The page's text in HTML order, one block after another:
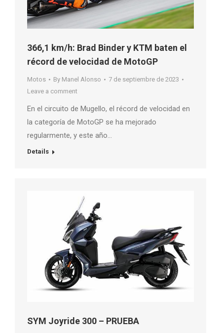
366,1 km/h: Brad Binder y KTM baten el
récord de velocidad de MotoGP
Motos By Manel Alonso
7 de septiembre de 2023
Leave a comment
En el circuito de Mugello, el récord de velocidad en
la categoría de MotoGP se ha mejorado
regularmente, y este año…
Details
SYM Joyride 300 – PRUEBA